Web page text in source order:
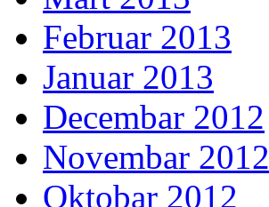
Februar 2013
Januar 2013
Decembar 2012
Novembar 2012
Oktobar 2012